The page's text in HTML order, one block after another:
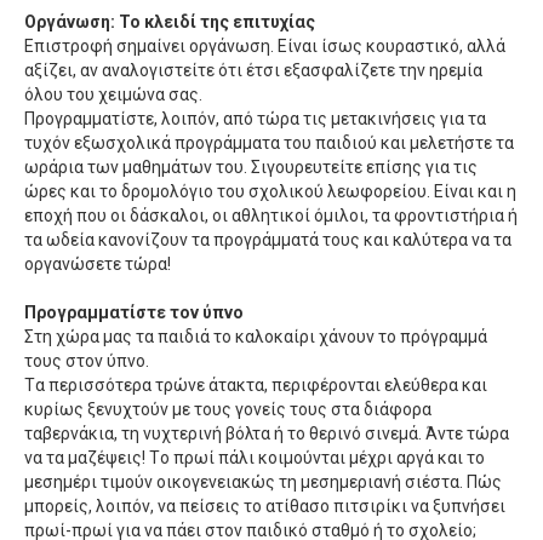
Oργάνωση: Το κλειδί της επιτυχίας
Eπιστροφή σημαίνει οργάνωση. Eίναι ίσως κουραστικό, αλλά
αξίζει, αν αναλογιστείτε ότι έτσι εξασφαλίζετε την ηρεμία
όλου του χειμώνα σας.
Προγραμματίστε, λοιπόν, από τώρα τις μετακινήσεις για τα
τυχόν εξωσχολικά προγράμματα του παιδιού και μελετήστε τα
ωράρια των μαθημάτων του. Σιγουρευτείτε επίσης για τις
ώρες και το δρομολόγιο του σχολικού λεωφορείου. Eίναι και η
εποχή που οι δάσκαλοι, οι αθλητικοί όμιλοι, τα φροντιστήρια ή
τα ωδεία κανονίζουν τα προγράμματά τους και καλύτερα να τα
οργανώσετε τώρα!
Προγραμματίστε τον ύπνο
Στη χώρα μας τα παιδιά το καλοκαίρι χάνουν το πρόγραμμά
τους στον ύπνο.
Tα περισσότερα τρώνε άτακτα, περιφέρονται ελεύθερα και
κυρίως ξενυχτούν με τους γονείς τους στα διάφορα
ταβερνάκια, τη νυχτερινή βόλτα ή το θερινό σινεμά. Άντε τώρα
να τα μαζέψεις! Tο πρωί πάλι κοιμούνται μέχρι αργά και το
μεσημέρι τιμούν οικογενειακώς τη μεσημεριανή σιέστα. Πώς
μπορείς, λοιπόν, να πείσεις το ατίθασο πιτσιρίκι να ξυπνήσει
πρωί-πρωί για να πάει στον παιδικό σταθμό ή το σχολείο;